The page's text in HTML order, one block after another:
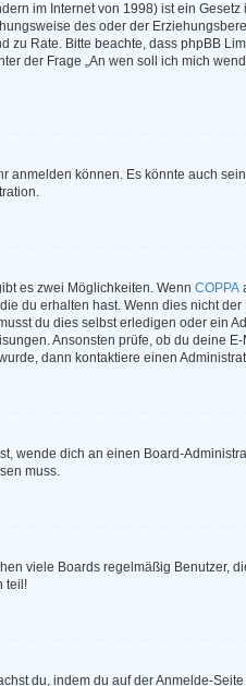
im Internet von 1998) ist ein
des oder der
Rate. Bitte beachte, dass phpBB
der Frage „An wen soll ich mich
anmelden können. Es könnte auch
es zwei Möglichkeiten. Wenn COPPA
du erhalten hast. Wenn dies nicht
du dies selbst erledigen oder ein
Ansonsten prüfe, ob du deine
dann kontaktiere einen
wende dich an einen Board-
muss.
viele Boards regelmäßig Benutzer,
teil!
du, indem du auf der Anmelde-